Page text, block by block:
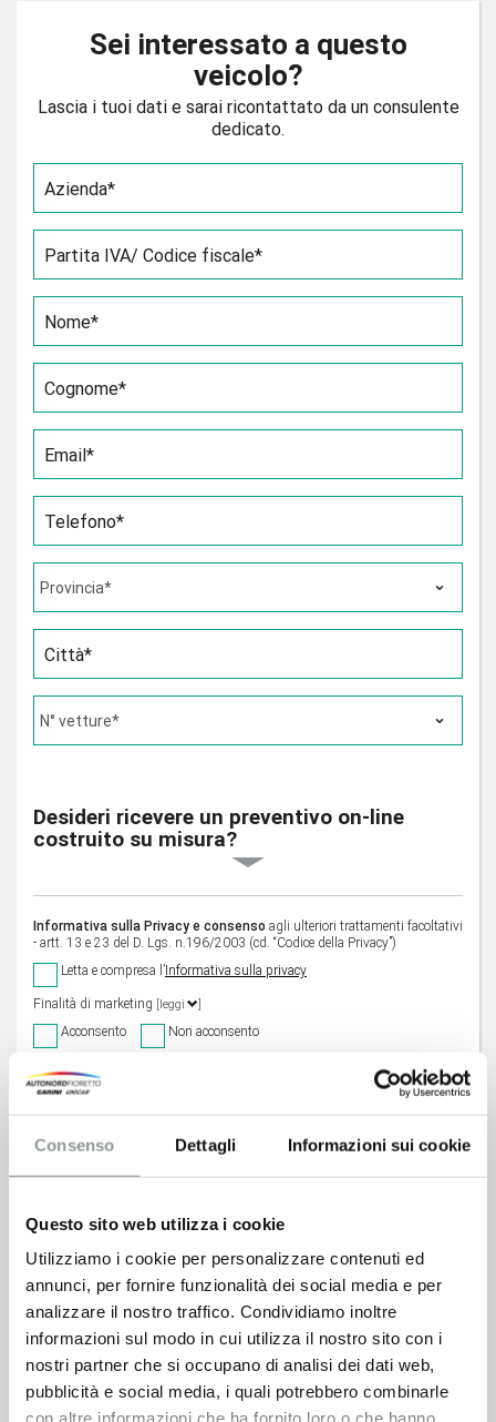
Consenso Dettagli Informazioni sui cookie
Questo sito web utilizza i cookie
Utilizziamo i cookie per personalizzare contenuti ed
annunci, per fornire funzionalità dei social media e per
analizzare il nostro traffico. Condividiamo inoltre
informazioni sul modo in cui utilizza il nostro sito con i
nostri partner che si occupano di analisi dei dati web,
pubblicità e social media, i quali potrebbero combinarle
con altre informazioni che ha fornito loro o che hanno
Sei interessato a questo
veicolo?
Lascia i tuoi dati e sarai ricontattato da un consulente
dedicato.
Azienda*
Partita IVA/ Codice fiscale*
Nome*
Cognome*
Email*
Telefono*
Città*
Desideri ricevere un preventivo on-line
costruito su misura?
Informativa sulla Privacy e consenso agli ulteriori trattamenti facoltativi
- artt. 13 e 23 del D. Lgs. n.196/2003 (cd. “Codice della Privacy”)
Letta e compresa l’ Informativa sulla privacy
Finalità di marketing [leggi
Acconsento Non acconsento
Cliccando sul pulsante “INVIA RICHIESTA”, confermo la mia richiesta del
Servizio sopra descritto autorizzando al trattamento dei dati per tale finalità,
consenso.